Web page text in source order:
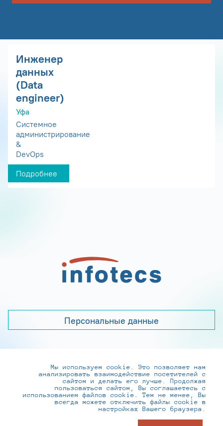
Инженер
данных
(Data
engineer)
Уфа
Системное
администрирование
&
DevOps
Подробнее
Персональные данные
+7 (495) 737-6192, 8-800-250-0-260
practice@infotecs.ru,hr@infotecs.ru
127273, г. Москва, Отрадная ул., 2Б строение 1
Мы используем cookie. Это позволяет нам
анализировать взаимодействие посетителей с
сайтом и делать его лучше. Продолжая
пользоваться сайтом, Вы соглашаетесь с
использованием файлов cookie. Тем не менее, Вы
всегда можете отключить файлы cookie в
настройках Вашего браузера.